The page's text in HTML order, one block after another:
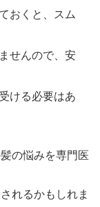
おくと、スム
せんので、安
ける必要はあ
の悩みを専門医
れるかもしれま